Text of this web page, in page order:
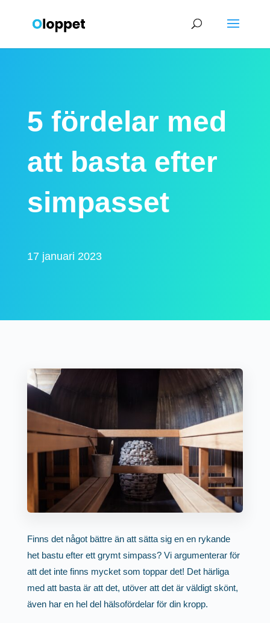
5 fördelar med
att basta efter
simpasset
17 januari 2023
Finns det något bättre än att sätta sig en en rykande
het bastu efter ett grymt simpass? Vi argumenterar för
att det inte finns mycket som toppar det! Det härliga
med att basta är att det, utöver att det är väldigt skönt,
även har en hel del hälsofördelar för din kropp.